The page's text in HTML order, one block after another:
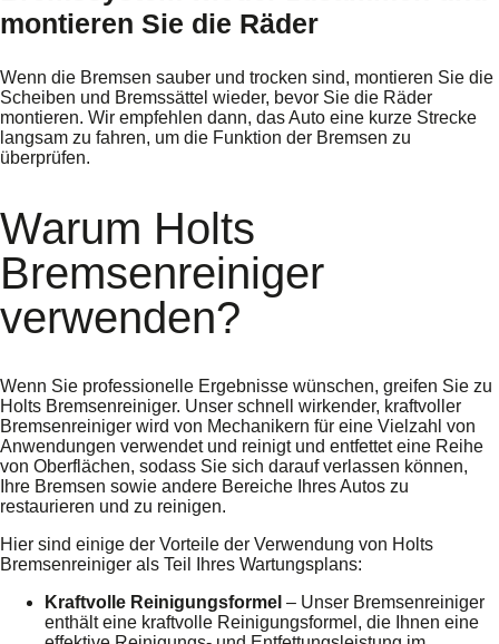
montieren Sie die Räder
Wenn die Bremsen sauber und trocken sind, montieren Sie die
Scheiben und Bremssättel wieder, bevor Sie die Räder
montieren. Wir empfehlen dann, das Auto eine kurze Strecke
langsam zu fahren, um die Funktion der Bremsen zu
überprüfen.
Warum Holts
Bremsenreiniger
verwenden?
Wenn Sie professionelle Ergebnisse wünschen, greifen Sie zu
Holts Bremsenreiniger. Unser schnell wirkender, kraftvoller
Bremsenreiniger wird von Mechanikern für eine Vielzahl von
Anwendungen verwendet und reinigt und entfettet eine Reihe
von Oberflächen, sodass Sie sich darauf verlassen können,
Ihre Bremsen sowie andere Bereiche Ihres Autos zu
restaurieren und zu reinigen.
Hier sind einige der Vorteile der Verwendung von Holts
Bremsenreiniger als Teil Ihres Wartungsplans:
Kraftvolle Reinigungsformel – Unser Bremsenreiniger
enthält eine kraftvolle Reinigungsformel, die Ihnen eine